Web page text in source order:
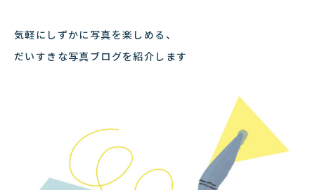
気軽にしずかに写真を楽しめる、
だいすきな写真ブログを紹介します